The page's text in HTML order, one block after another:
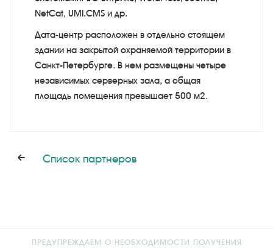
NetCat, UMI.CMS и др.
Дата-центр расположен в отдельно стоящем
здании на закрытой охраняемой территории в
Санкт-Петербурге. В нем размещены четыре
независимых серверных зала, а общая
площадь помещения превышает 500 м2.
Список партнеров
ПРЕДУПРЕЖДАЕМ О НЕОБХОДИМОСТИ ПОЛУЧЕНИЯ